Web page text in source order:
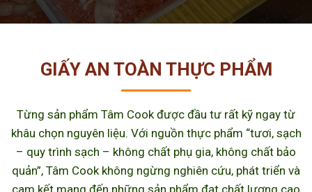
GIẤY AN TOÀN THỰC PHẨM
Từng sản phẩm Tâm Cook được đầu tư rất kỹ ngay từ
khâu chọn nguyên liệu. Với nguồn thực phẩm “tươi, sạch
– quy trình sạch – không chất phụ gia, không chất bảo
quản”, Tâm Cook không ngừng nghiên cứu, phát triển và